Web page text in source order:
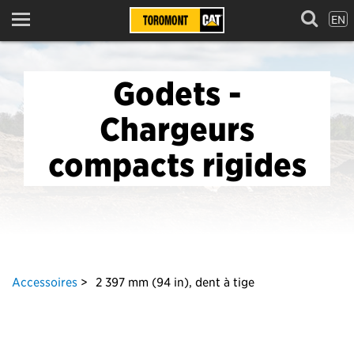
Menu EN
Godets -
Chargeurs
compacts rigides
Accessoires 2 397 mm (94 in), dent à tige